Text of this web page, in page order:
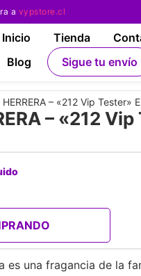
a vypstore.cl
Inicio Tienda
Blog
Sigue tu envío
– «212 Vip Tester»
– «212
es una fragancia de la